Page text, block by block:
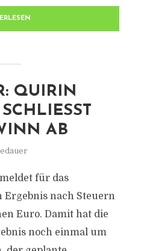
QUIRIN
2
AB
für das
Ergebnis nach Steuern
Euro. Damit hat die
noch einmal um